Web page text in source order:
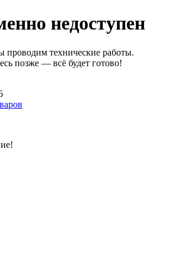
недоступен
технические работы.
позже — всё будет готово!